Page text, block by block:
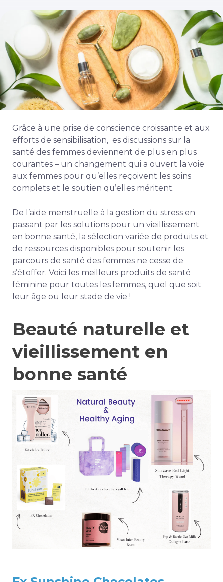
Grâce à une prise de conscience croissante et aux
efforts de sensibilisation, les discussions sur la
santé des femmes deviennent de plus en plus
courantes – un changement qui a ouvert la voie
aux femmes pour qu’elles reçoivent les soins
complets et le soutien qu’elles méritent.
De l’aide menstruelle à la gestion du stress en
passant par les solutions pour un vieillissement
en bonne santé, la sélection variée de produits et
de ressources disponibles pour soutenir les
parcours de santé des femmes ne cesse de
s’étoffer. Voici les meilleurs produits de santé
féminine pour toutes les femmes, quel que soit
leur âge ou leur stade de vie !
Beauté naturelle et
vieillissement en
bonne santé